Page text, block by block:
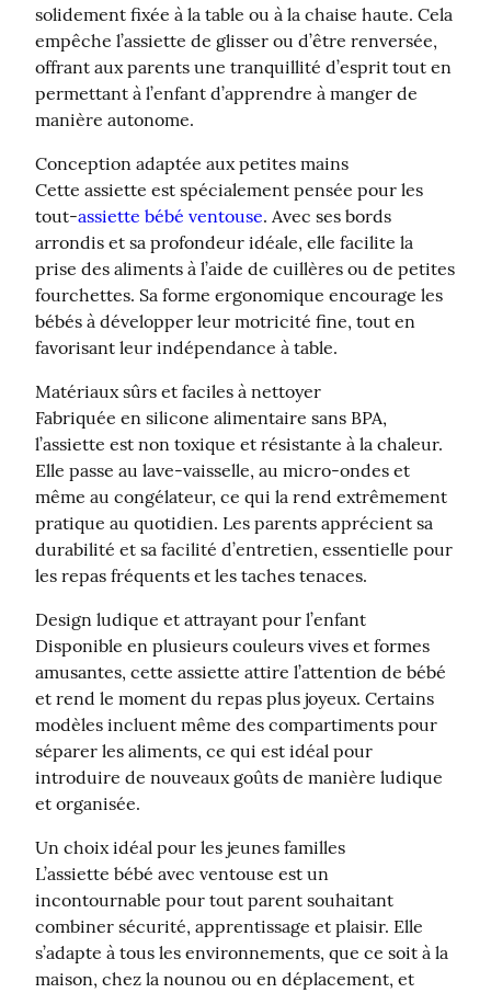
solidement fixée à la table ou à la chaise haute. Cela
empêche l’assiette de glisser ou d’être renversée,
offrant aux parents une tranquillité d’esprit tout en
permettant à l’enfant d’apprendre à manger de
manière autonome.
Conception adaptée aux petites mains
Cette assiette est spécialement pensée pour les
tout-assiette bébé ventouse. Avec ses bords
arrondis et sa profondeur idéale, elle facilite la
prise des aliments à l’aide de cuillères ou de petites
fourchettes. Sa forme ergonomique encourage les
bébés à développer leur motricité fine, tout en
favorisant leur indépendance à table.
Matériaux sûrs et faciles à nettoyer
Fabriquée en silicone alimentaire sans BPA,
l’assiette est non toxique et résistante à la chaleur.
Elle passe au lave-vaisselle, au micro-ondes et
même au congélateur, ce qui la rend extrêmement
pratique au quotidien. Les parents apprécient sa
durabilité et sa facilité d’entretien, essentielle pour
les repas fréquents et les taches tenaces.
Design ludique et attrayant pour l’enfant
Disponible en plusieurs couleurs vives et formes
amusantes, cette assiette attire l’attention de bébé
et rend le moment du repas plus joyeux. Certains
modèles incluent même des compartiments pour
séparer les aliments, ce qui est idéal pour
introduire de nouveaux goûts de manière ludique
et organisée.
Un choix idéal pour les jeunes familles
L’assiette bébé avec ventouse est un
incontournable pour tout parent souhaitant
combiner sécurité, apprentissage et plaisir. Elle
s’adapte à tous les environnements, que ce soit à la
maison, chez la nounou ou en déplacement, et